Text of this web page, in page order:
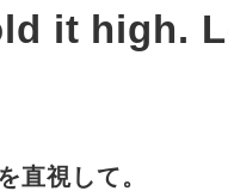
it high.
直視して。